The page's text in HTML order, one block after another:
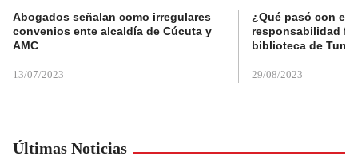
Abogados señalan como irregulares
convenios ente alcaldía de Cúcuta y
AMC
13/07/2023
¿Qué pasó con el
responsabilidad
biblioteca de
29/08/2023
Últimas Noticias